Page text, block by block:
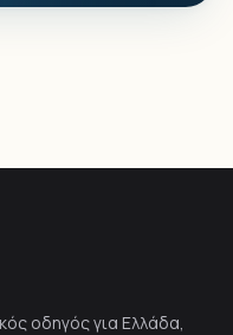
οδηγός για Ελλάδα,